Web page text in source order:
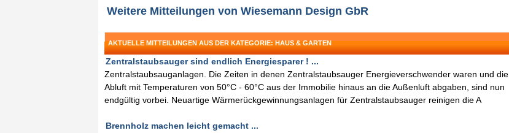
Weitere Mitteilungen von Wiesemann Design GbR
AKTUELLE MITTEILUNGEN AUS DER KATEGORIE: HAUS & GARTEN
Zentralstaubsauger sind endlich Energiesparer ! ...
Zentralstaubsauganlagen. Die Zeiten in denen Zentralstaubsauger Energieverschwender waren und die
Abluft mit Temperaturen von 50°C - 60°C aus der Immobilie hinaus an die Außenluft abgaben, sind nun
endgültig vorbei. Neuartige Wärmerückgewinnungsanlagen für Zentralstaubsauger reinigen die A
Brennholz machen leicht gemacht ...